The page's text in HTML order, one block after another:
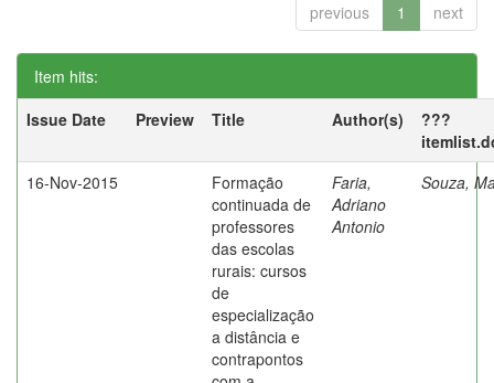
previous 1 next
Item hits:
Issue Date
Preview Title Author(s)
???
16-Nov-2015
Formação
continuada de
professores
das escolas
rurais: cursos
de
especialização
a distância e
contrapontos
Faria,
Adriano
Antonio
Souza,